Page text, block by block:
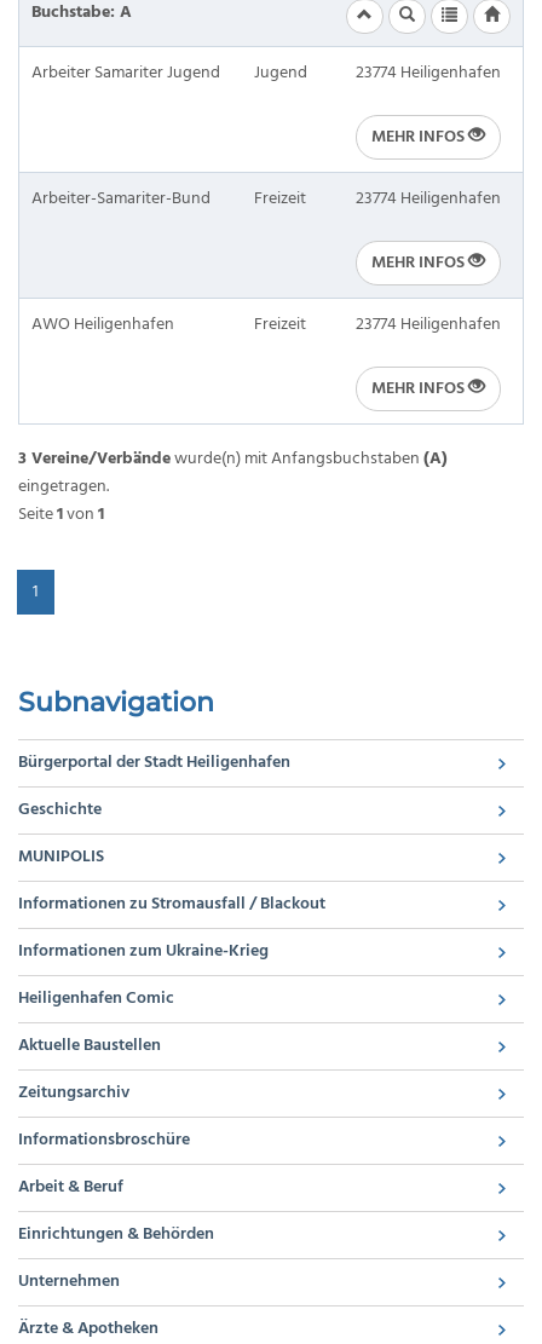
Buchstabe: A
Arbeiter Samariter Jugend Jugend 23774 Heiligenhafen
MEHR INFOS
Arbeiter-Samariter-Bund Freizeit 23774 Heiligenhafen
MEHR INFOS
AWO Heiligenhafen Freizeit 23774 Heiligenhafen
MEHR INFOS
3 Vereine/Verbändewurde(n) mit Anfangsbuchstaben(A)
eingetragen.
Seite1von1
1
Subnavigation
Bürgerportal der Stadt Heiligenhafen
Geschichte
MUNIPOLIS
Informationen zu Stromausfall / Blackout
Informationen zum Ukraine-Krieg
Heiligenhafen Comic
Aktuelle Baustellen
Zeitungsarchiv
Informationsbroschüre
Arbeit & Beruf
Einrichtungen & Behörden
Unternehmen
Ärzte & Apotheken